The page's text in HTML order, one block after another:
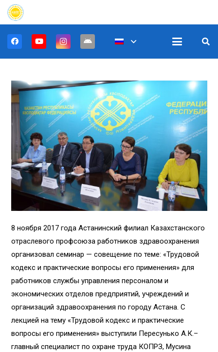
8 ноября 2017 года Астанинский филиал Казахстанского
отраслевого профсоюза работников здравоохранения
организовал семинар — совещение по теме: «Трудовой
кодекс и практические вопросы его применения» для
работников службы управления персоналом и
экономических отделов предприятий, учреждений и
организаций здравоохранения по городу Астана. С
лекцией на тему «Трудовой кодекс и практические
вопросы его применения» выступили Пересунько А.К.–
главный специалист по охране труда КОПРЗ, Мусина